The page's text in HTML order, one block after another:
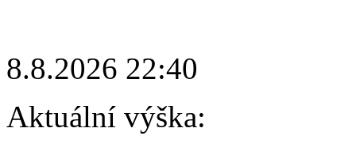
8.8.2026 22:40
Aktuální výška: